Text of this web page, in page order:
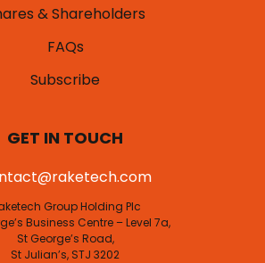
& Shareholders
FAQs
Subscribe
GET IN TOUCH
Group Holding Plc
Business Centre – Level 7a,
St George’s Road,
St Julian’s, STJ 3202